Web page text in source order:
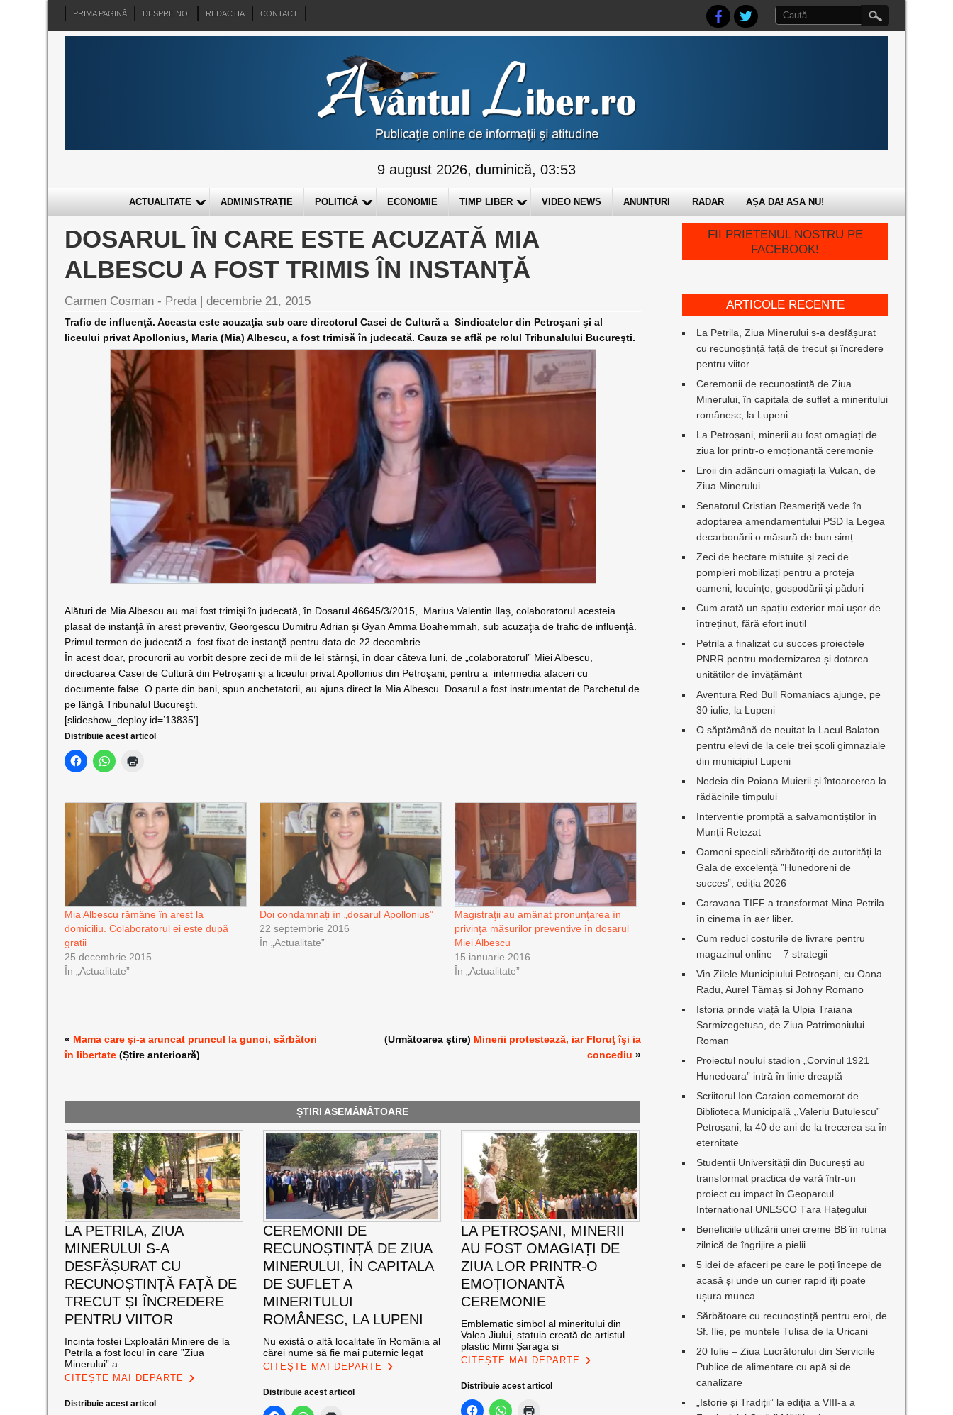
PRIMA PAGINĂ DESPRE NOI REDACTIA CONTACT
9 august 2026, duminică, 03:53
ACTUALITATE ADMINISTRAȚIE POLITICĂ ECONOMIE TIMP LIBER VIDEO NEWS ANUNȚURI RADAR AȘA DA! AȘA NU!
DOSARUL ÎN CARE ESTE ACUZATĂ MIA
ALBESCU A FOST TRIMIS ÎN INSTANŢĂ
Carmen Cosman - Preda |decembrie 21, 2015
Trafic de influenţă. Aceasta este acuzaţia sub care directorul Casei de Cultură a Sindicatelor din Petroşani şi al
liceului privat Apollonius, Maria (Mia) Albescu, a fost trimisă în judecată. Cauza se află pe rolul Tribunalului Bucureşti.
Alături de Mia Albescu au mai fost trimişi în judecată, în Dosarul 46645/3/2015,
Marius Valentin Ilaş, colaboratorul acesteia
plasat de instanţă în arest preventiv, Georgescu Dumitru Adrian şi Gyan Amma Boahemmah, sub acuzaţia de trafic de influenţă.
Primul termen de judecată a fost fixat de instanţă pentru data de 22 decembrie.
În acest doar, procurorii au vorbit despre zeci de mii de lei stârnşi, în doar câteva luni, de „colaboratorul” Miei Albescu,
directoarea Casei de Cultură din Petroşani şi a liceului privat Apollonius din Petroşani, pentru a intermedia afaceri cu
documente false. O parte din bani, spun anchetatorii, au ajuns direct la Mia Albescu. Dosarul a fost instrumentat de Parchetul de
pe lângă Tribunalul Bucureşti.
[slideshow_deploy id=’13835′]
Distribuie acest articol
Mia Albescu rămâne în arest la
domiciliu. Colaboratorul ei este după
gratii
25 decembrie 2015
În „Actualitate”
Doi condamnați în „dosarul Apollonius”
22 septembrie 2016
În „Actualitate”
Magistraţii au amânat pronunţarea în
privinţa măsurilor preventive în dosarul
Miei Albescu
15 ianuarie 2016
În „Actualitate”
« Mama care şi-a aruncat pruncul la gunoi, sărbători
în libertate (Știre anterioară)
(Următoarea știre) Minerii protestează, iar Floruţ îşi ia
concediu »
ȘTIRI ASEMĂNĂTOARE
LA PETRILA, ZIUA
MINERULUI S-A
DESFĂȘURAT CU
RECUNOȘTINȚĂ FAȚĂ DE
TRECUT ȘI ÎNCREDERE
PENTRU VIITOR
Incinta fostei Exploatări Miniere de la
Petrila a fost locul în care ”Ziua
Minerului” a
CITEȘTE MAI DEPARTE
Distribuie acest articol
CEREMONII DE
RECUNOȘTINȚĂ DE ZIUA
MINERULUI, ÎN CAPITALA
DE SUFLET A
MINERITULUI
ROMÂNESC, LA LUPENI
Nu există o altă localitate în România al
cărei nume să fie mai puternic legat
CITEȘTE MAI DEPARTE
Distribuie acest articol
LA PETROȘANI, MINERII
AU FOST OMAGIAȚI DE
ZIUA LOR PRINTR-O
EMOȚIONANTĂ
CEREMONIE
Emblematic simbol al mineritului din
Valea Jiului, statuia creată de artistul
plastic Mimi Șaraga și
CITEȘTE MAI DEPARTE
Distribuie acest articol
FII PRIETENUL NOSTRU PE
FACEBOOK!
ARTICOLE RECENTE
La Petrila, Ziua Minerului s-a desfășurat
cu recunoștință față de trecut și încredere
pentru viitor
Ceremonii de recunoștință de Ziua
Minerului, în capitala de suflet a mineritului
românesc, la Lupeni
La Petroșani, minerii au fost omagiați de
ziua lor printr-o emoționantă ceremonie
Eroii din adâncuri omagiați la Vulcan, de
Ziua Minerului
Senatorul Cristian Resmeriță vede în
adoptarea amendamentului PSD la Legea
decarbonării o măsură de bun simț
Zeci de hectare mistuite și zeci de
pompieri mobilizați pentru a proteja
oameni, locuințe, gospodării și păduri
Cum arată un spațiu exterior mai ușor de
întreținut, fără efort inutil
Petrila a finalizat cu succes proiectele
PNRR pentru modernizarea și dotarea
unităților de învățământ
Aventura Red Bull Romaniacs ajunge, pe
30 iulie, la Lupeni
O săptămână de neuitat la Lacul Balaton
pentru elevi de la cele trei școli gimnaziale
din municipiul Lupeni
Nedeia din Poiana Muierii și întoarcerea la
rădăcinile timpului
Intervenție promptă a salvamontiștilor în
Munții Retezat
Oameni speciali sărbătoriți de autorități la
Gala de excelenţă ”Hunedoreni de
succes”, ediția 2026
Caravana TIFF a transformat Mina Petrila
în cinema în aer liber.
Cum reduci costurile de livrare pentru
magazinul online – 7 strategii
Vin Zilele Municipiului Petroșani, cu Oana
Radu, Aurel Tămaș și Johny Romano
Istoria prinde viață la Ulpia Traiana
Sarmizegetusa, de Ziua Patrimoniului
Roman
Proiectul noului stadion „Corvinul 1921
Hunedoara” intră în linie dreaptă
Scriitorul Ion Caraion comemorat de
Biblioteca Municipală ,,Valeriu Butulescu”
Petroșani, la 40 de ani de la trecerea sa în
eternitate
Studenții Universității din București au
transformat practica de vară într-un
proiect cu impact în Geoparcul
Internațional UNESCO Țara Hațegului
Beneficiile utilizării unei creme BB în rutina
zilnică de îngrijire a pielii
5 idei de afaceri pe care le poți începe de
acasă și unde un curier rapid îți poate
ușura munca
Sărbătoare cu recunoștință pentru eroi, de
Sf. Ilie, pe muntele Tulișa de la Uricani
20 Iulie – Ziua Lucrătorului din Serviciile
Publice de alimentare cu apă și de
canalizare
„Istorie și Tradiții” la ediția a VIII-a a